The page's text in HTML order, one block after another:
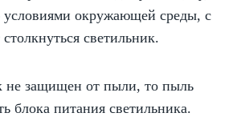
условиями окружающей среды, с
светильник.
не защищен от пыли, то пыль
блока питания светильника.